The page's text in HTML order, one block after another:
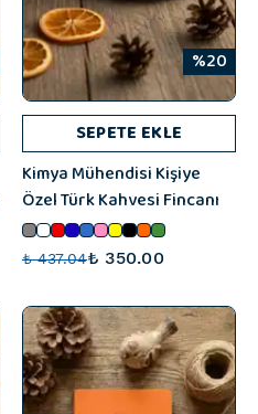
%20
SEPETE EKLE
Kimya Mühendisi Kişiye
Özel Türk Kahvesi Fincanı
₺ 437.04₺ 350.00